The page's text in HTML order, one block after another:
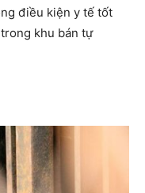
điều kiện y tế tốt
khu bán tự